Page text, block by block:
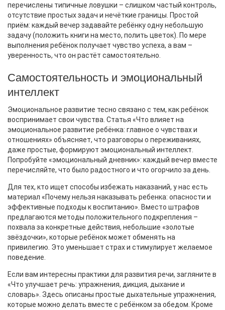
перечислены типичные ловушки – слишком частый контроль,
отсутствие простых задач и нечёткие границы. Простой
приём: каждый вечер задавайте ребёнку одну небольшую
задачу (положить книги на место, полить цветок). По мере
выполнения ребёнок получает чувство успеха, а вам –
уверенность, что он растёт самостоятельно.
Самостоятельность и эмоциональный
интеллект
Эмоциональное развитие тесно связано с тем, как ребёнок
воспринимает свои чувства. Статья «Что влияет на
эмоциональное развитие ребёнка: главное о чувствах и
отношениях» объясняет, что разговоры о переживаниях,
даже простые, формируют эмоциональный интеллект.
Попробуйте «эмоциональный дневник»: каждый вечер вместе
перечисляйте, что было радостного и что огорчило за день.
Для тех, кто ищет способы избежать наказаний, у нас есть
материал «Почему нельзя наказывать ребенка: опасности и
эффективные подходы к воспитанию». Вместо штрафов
предлагаются методы положительного подкрепления –
похвала за конкретные действия, небольшие «золотые
звёздочки», которые ребёнок может обменять на
привилегию. Это уменьшает страх и стимулирует желаемое
поведение.
Если вам интересны практики для развития речи, загляните в
«Что улучшает речь: упражнения, дикция, дыхание и
словарь». Здесь описаны простые дыхательные упражнения,
которые можно делать вместе с ребёнком за обедом. Кроме